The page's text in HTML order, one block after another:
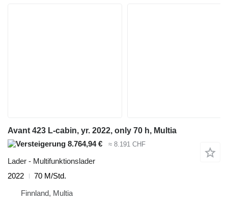
Avant 423 L-cabin, yr. 2022, only 70 h, Multia
8.764,94 €
≈ 8.191 CHF
Lader - Multifunktionslader
2022
70 M/Std.
Finnland, Multia